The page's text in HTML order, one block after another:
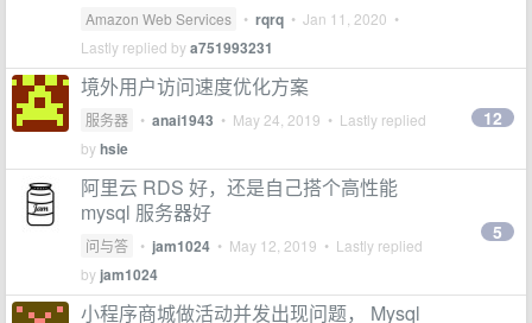
Amazon Web Services • rqrq • Jan 11, 2020 •
Lastly replied bya751993231
境外用户访问速度优化方案
服务器 • anai1943 • May 24, 2019 • Lastly replied
byhsie
12
阿里云 RDS 好，还是自己搭个高性能
mysql 服务器好
问与答 • jam1024 • May 12, 2019 • Lastly replied
by jam1024
5
小程序商城做活动并发出现问题， Mysql